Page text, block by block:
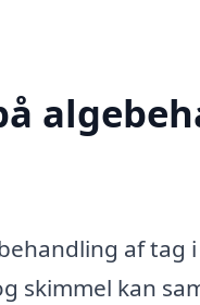
af tag
skimmel kan